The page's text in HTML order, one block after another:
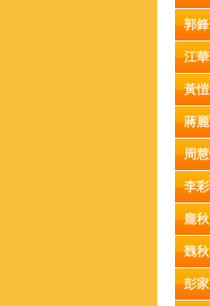
郭鋒
江華
黃
蔣
周
李
龐
魏
彭